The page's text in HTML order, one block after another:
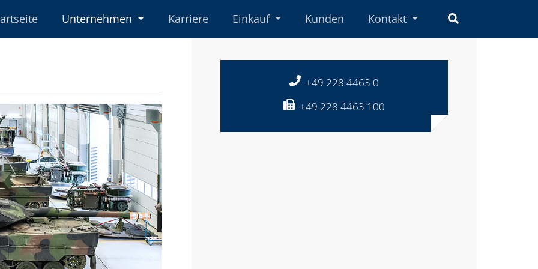
Unternehmen Karriere Einkauf Kunden Kontakt
Telefon:
+49 228 4463 0
Telefax:
+49 228 4463 100